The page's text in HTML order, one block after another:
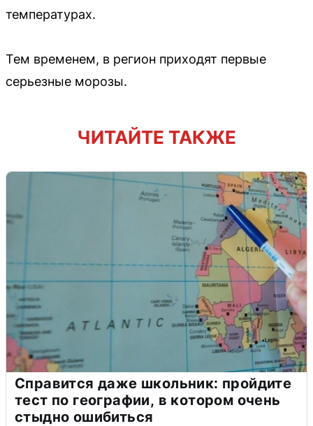
температурах.
Тем временем, в регион приходят первые
серьезные морозы.
ЧИТАЙТЕ ТАКЖЕ
Справится даже школьник: пройдите
тест по географии, в котором очень
стыдно ошибиться